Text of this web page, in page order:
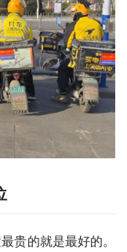
贵的就是最好的。